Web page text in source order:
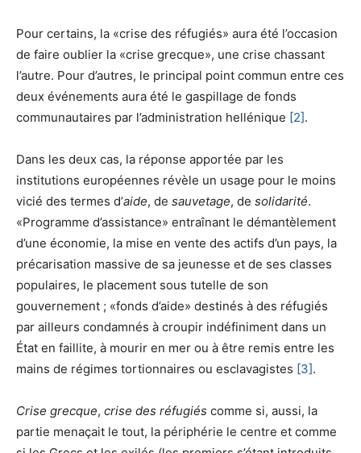
Pour certains, la «crise des réfugiés» aura été l’occasion
de faire oublier la «crise grecque», une crise chassant
l’autre. Pour d’autres, le principal point commun entre ces
deux événements aura été le gaspillage de fonds
communautaires par l’administration hellénique [2].
Dans les deux cas, la réponse apportée par les
institutions européennes révèle un usage pour le moins
vicié des termes d’aide, de sauvetage, de solidarité.
«Programme d’assistance» entraînant le démantèlement
d’une économie, la mise en vente des actifs d’un pays, la
précarisation massive de sa jeunesse et de ses classes
populaires, le placement sous tutelle de son
gouvernement ; «fonds d’aide» destinés à des réfugiés
par ailleurs condamnés à croupir indéfiniment dans un
État en faillite, à mourir en mer ou à être remis entre les
mains de régimes tortionnaires ou esclavagistes [3].
Crise grecque, crise des réfugiés comme si, aussi, la
partie menaçait le tout, la périphérie le centre et comme